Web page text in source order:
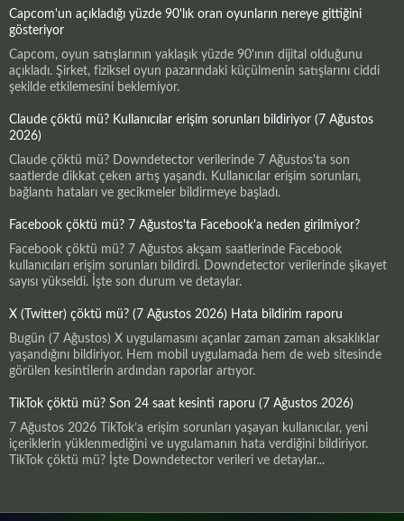
Capcom'un açıkladığı yüzde 90'lık oran oyunların nereye gittiğini
gösteriyor
Capcom, oyun satışlarının yaklaşık yüzde 90'ının dijital olduğunu
açıkladı. Şirket, fiziksel oyun pazarındaki küçülmenin satışlarını ciddi
şekilde etkilemesini beklemiyor.
Claude çöktü mü? Kullanıcılar erişim sorunları bildiriyor (7 Ağustos
2026)
Claude çöktü mü? Downdetector verilerinde 7 Ağustos'ta son
saatlerde dikkat çeken artış yaşandı. Kullanıcılar erişim sorunları,
bağlantı hataları ve gecikmeler bildirmeye başladı.
Facebook çöktü mü? 7 Ağustos'ta Facebook'a neden girilmiyor?
Facebook çöktü mü? 7 Ağustos akşam saatlerinde Facebook
kullanıcıları erişim sorunları bildirdi. Downdetector verilerinde şikayet
sayısı yükseldi. İşte son durum ve detaylar.
X (Twitter) çöktü mü? (7 Ağustos 2026) Hata bildirim raporu
Bugün (7 Ağustos) X uygulamasını açanlar zaman zaman aksaklıklar
yaşandığını bildiriyor. Hem mobil uygulamada hem de web sitesinde
görülen kesintilerin ardından raporlar artıyor.
TikTok çöktü mü? Son 24 saat kesinti raporu (7 Ağustos 2026)
7 Ağustos 2026 TikTok’a erişim sorunları yaşayan kullanıcılar, yeni
içeriklerin yüklenmediğini ve uygulamanın hata verdiğini bildiriyor.
TikTok çöktü mü? İşte Downdetector verileri ve detaylar...